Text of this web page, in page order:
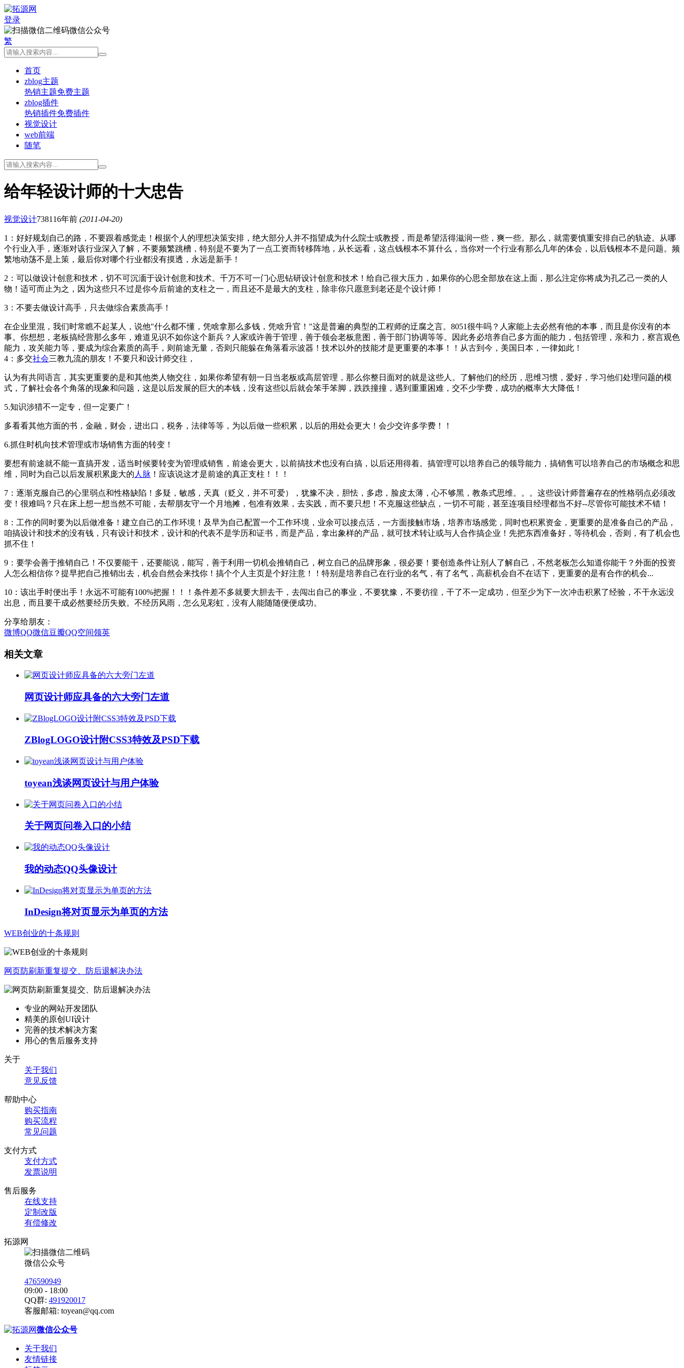
登录
微信公众号
繁
首页
zblog主题
热销主题免费主题
zblog插件
热销插件免费插件
视觉设计
web前端
随笔
给年轻设计师的十大忠告
视觉设计7381 16年前 (2011-04-20)
1：好好规划自己的路，不要跟着感觉走！根据个人的理想决策安排，绝大部分人并不指望成为什么院士或教授，而是希望活得滋润一些，爽一些。那么，就需要慎重安排自己的轨迹。从哪
个行业入手，逐渐对该行业深入了解，不要频繁跳槽，特别是不要为了一点工资而转移阵地，从长远看，这点钱根本不算什么，当你对一个行业有那么几年的体会，以后钱根本不是问题。频
繁地动荡不是上策，最后你对哪个行业都没有摸透，永远是新手！
2：可以做设计创意和技术，切不可沉湎于设计创意和技术。千万不可一门心思钻研设计创意和技术！给自己很大压力，如果你的心思全部放在这上面，那么注定你将成为孔乙己一类的人
物！适可而止为之，因为这些只不过是你今后前途的支柱之一，而且还不是最大的支柱，除非你只愿意到老还是个设计师！
3：不要去做设计高手，只去做综合素质高手！
在企业里混，我们时常瞧不起某人，说他"什么都不懂，凭啥拿那么多钱，凭啥升官！"这是普遍的典型的工程师的迂腐之言。8051很牛吗？人家能上去必然有他的本事，而且是你没有的本
事。你想想，老板搞经营那么多年，难道见识不如你这个新兵？人家或许善于管理，善于领会老板意图，善于部门协调等等。因此务必培养自己多方面的能力，包括管理，亲和力，察言观色
能力，攻关能力等，要成为综合素质的高手，则前途无量，否则只能躲在角落看示波器！技术以外的技能才是更重要的本事！！从古到今，美国日本，一律如此！
4：多交社会三教九流的朋友！不要只和设计师交往，
认为有共同语言，其实更重要的是和其他类人物交往，如果你希望有朝一日当老板或高层管理，那么你整日面对的就是这些人。了解他们的经历，思维习惯，爱好，学习他们处理问题的模
式，了解社会各个角落的现象和问题，这是以后发展的巨大的本钱，没有这些以后就会笨手笨脚，跌跌撞撞，遇到重重困难，交不少学费，成功的概率大大降低！
5.知识涉猎不一定专，但一定要广！
多看看其他方面的书，金融，财会，进出口，税务，法律等等，为以后做一些积累，以后的用处会更大！会少交许多学费！！
6.抓住时机向技术管理或市场销售方面的转变！
要想有前途就不能一直搞开发，适当时候要转变为管理或销售，前途会更大，以前搞技术也没有白搞，以后还用得着。搞管理可以培养自己的领导能力，搞销售可以培养自己的市场概念和思
维，同时为自己以后发展积累庞大的 人脉 ！应该说这才是前途的真正支柱！！！
7：逐渐克服自己的心里弱点和性格缺陷！多疑，敏感，天真（贬义，并不可爱），犹豫不决，胆怯，多虑，脸皮太薄，心不够黑，教条式思维。。。这些设计师普遍存在的性格弱点必须改
变！很难吗？只在床上想一想当然不可能，去帮朋友守一个月地摊，包准有效果，去实践，而不要只想！不克服这些缺点，一切不可能，甚至连项目经理都当不好--尽管你可能技术不错！
8：工作的同时要为以后做准备！建立自己的工作环境！及早为自己配置一个工作环境，业余可以接点活，一方面接触市场，培养市场感觉，同时也积累资金，更重要的是准备自己的产品，
咱搞设计和技术的没有钱，只有设计和技术，设计和的代表不是学历和证书，而是产品，拿出象样的产品，就可技术转让或与人合作搞企业！先把东西准备好，等待机会，否则，有了机会也
抓不住！
9：要学会善于推销自己！不仅要能干，还要能说，能写，善于利用一切机会推销自己，树立自己的品牌形象，很必要！要创造条件让别人了解自己，不然老板怎么知道你能干？外面的投资
人怎么相信你？提早把自己推销出去，机会自然会来找你！搞个个人主页是个好注意！！特别是培养自己在行业的名气，有了名气，高薪机会自不在话下，更重要的是有合作的机会...
10：该出手时便出手！永远不可能有100%把握！！！条件差不多就要大胆去干，去闯出自己的事业，不要犹豫，不要彷徨，干了不一定成功，但至少为下一次冲击积累了经验，不干永远没
出息，而且要干成必然要经历失败。不经历风雨，怎么见彩虹，没有人能随随便便成功。
分享给朋友：
微博QQ微信豆瓣QQ空间领英
相关文章
网页设计师应具备的六大旁门左道
ZBlogLOGO设计附CSS3特效及PSD下载
toyean浅谈网页设计与用户体验
关于网页问卷入口的小结
我的动态QQ头像设计
InDesign将对页显示为单页的方法
WEB创业的十条规则
网页防刷新重复提交、防后退解决办法
专业的网站开发团队
精美的原创UI设计
完善的技术解决方案
用心的售后服务支持
关于
关于我们
意见反馈
帮助中心
购买指南
购买流程
常见问题
支付方式
支付方式
发票说明
售后服务
在线支持
定制改版
有偿修改
拓源网
微信公众号
476590949
09:00 - 18:00
QQ群: 491920017
客服邮箱: toyean@qq.com
微信公众号
关于我们
友情链接